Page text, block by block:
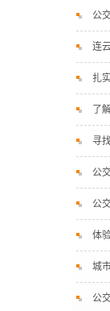
公
连
扎
了
寻
公
公
体
城
公